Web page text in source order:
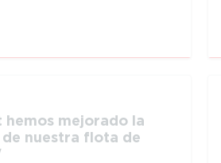
hemos mejorado la
nuestra flota de